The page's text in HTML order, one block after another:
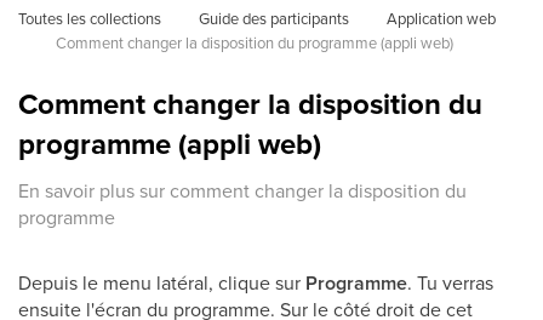
Toutes les collections Guide des participants
Application web
Comment changer la disposition du programme (appli web)
Comment changer la disposition du
programme (appli web)
En savoir plus sur comment changer la disposition du
programme
Depuis le menu latéral, clique sur Programme. Tu verras
ensuite l'écran du programme. Sur le côté droit de cet